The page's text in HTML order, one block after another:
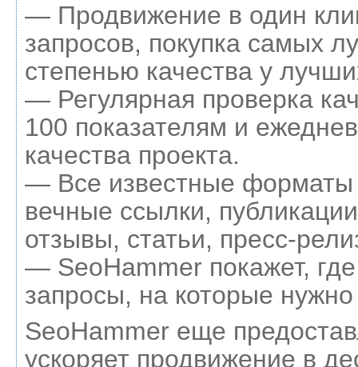
— Продвижение в один
запросов, покупка самых
степенью качества у
— Регулярная проверка
100 показателям и
качества проекта.
— Все известные форматы
вечные ссылки,
отзывы, статьи, пресс-
— SeoHammer покажет,
запросы, на которые
SeoHammer еще
ускоряет продвижение в